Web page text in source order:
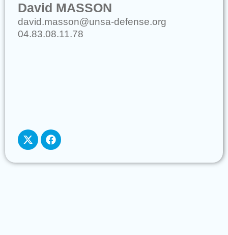
David MASSON
david.masson@unsa-defense.org
04.83.08.11.78